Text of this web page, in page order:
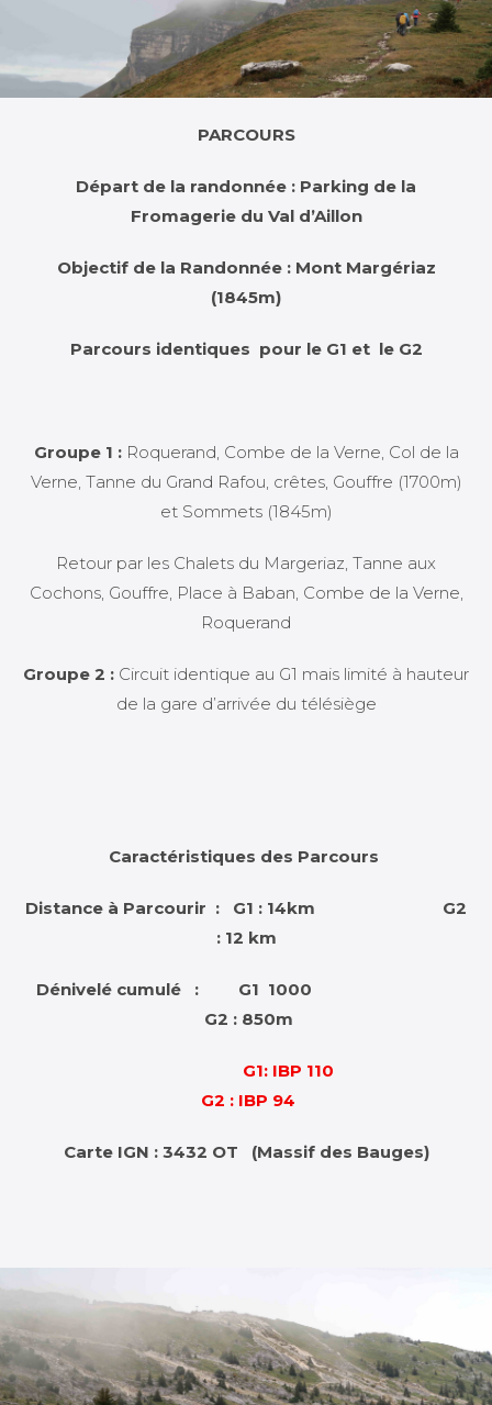
PARCOURS
Départ de la randonnée : Parking de la
Fromagerie du Val d’Aillon
Objectif de la Randonnée : Mont Margériaz
(1845m)
Parcours identiques pour le G1 et le G2
Groupe 1 :Roquerand, Combe de la Verne, Col de la
Verne, Tanne du Grand Rafou, crêtes, Gouffre (1700m)
et Sommets (1845m)
Retour par les Chalets du Margeriaz, Tanne aux
Cochons, Gouffre, Place à Baban, Combe de la Verne,
Roquerand
Groupe 2 : Circuit identique au G1 mais limité à hauteur
de la gare d’arrivée du télésiège
Caractéristiques des Parcours
Distance à Parcourir : G1 : 14km G2
: 12 km
Dénivelé cumulé : G1 1000
G2 : 850m
G1: IBP 110
G2 : IBP 94
Carte IGN : 3432 OT (Massif des Bauges)